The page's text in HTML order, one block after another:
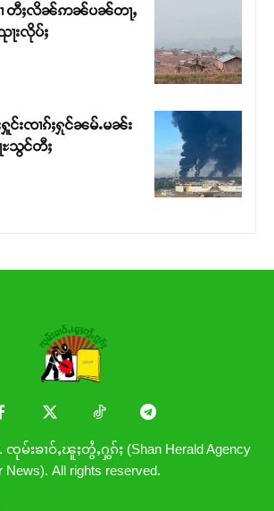
ၾႃႉၼၼ်ႉ ၶဝ်ႈႁူမ်ႈၵမ်ႉထႅမ် ၸုမ်းၶၢ
ၽူႈတွႆႇႁွၵ်ႈ လႆႈယူႇၶႃႈဢေႃႈ။
ၢႆ တီႈလိၼ်ဢၼ်ပၼ်တႃႇ
ႃးလိုပ်ႈ
းၸၢၵ်ႈႁုင်ၼမ်ႉမၼ်း
ႊသွင်တီႈ
ၸုမ်းၶၢဝ်ႇၽူႈတွႆႇႁွၵ်ႈ (Shan Herald Agency
News). All rights reserved.